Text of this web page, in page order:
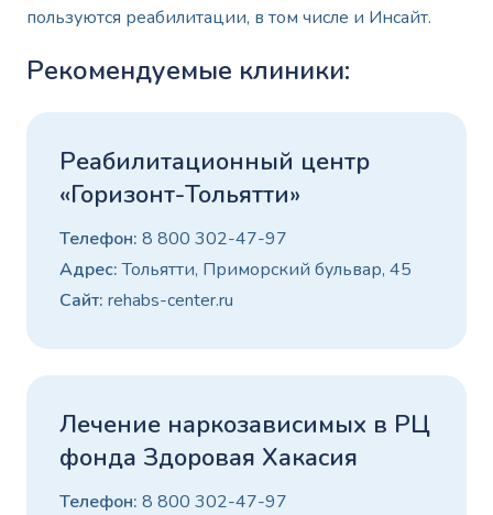
пользуются реабилитации, в том числе и Инсайт.
Рекомендуемые клиники:
Реабилитационный центр
«Горизонт-Тольятти»
Телефон: 8 800 302-47-97
Адрес:Тольятти, Приморский бульвар, 45
Сайт: rehabs-center.ru
Лечение наркозависимых в РЦ
фонда Здоровая Хакасия
Телефон: 8 800 302-47-97